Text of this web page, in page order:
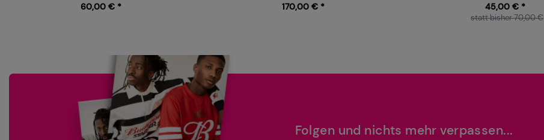
60,00 € * 170,00 € * 45,00 € *
statt bisher 70,00 €
Folgen und nichts mehr verpassen...